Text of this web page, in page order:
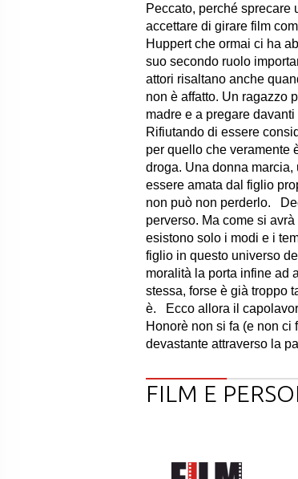
Peccato, perché sprecare
accettare di girare film
Huppert che ormai ci ha
suo secondo ruolo
attori risaltano anche
non è affatto. Un ragazzo
madre e a pregare
Rifiutando di essere
per quello che veramente
droga. Una donna
essere amata dal figlio
non può non perderlo.
perverso. Ma come si
esistono solo i modi e i
figlio in questo universo
moralità la porta infine ad
stessa, forse è già troppo
è. Ecco allora il
Honorè non si fa (e non ci
devastante attraverso la
FILM E